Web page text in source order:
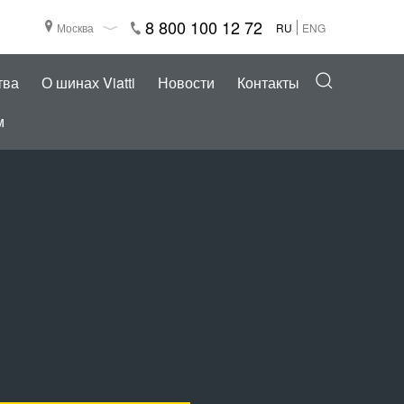
Москва 8 800 100 12 72 RU ENG
О шинах Viatti Новости
Контакты